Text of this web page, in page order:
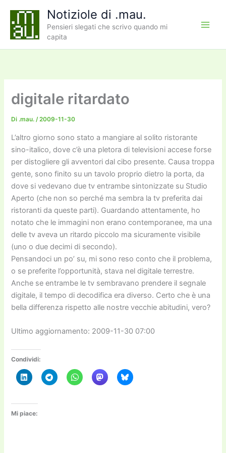
contenuto
Notiziole di .mau.
Pensieri slegati che scrivo quando mi
capita
digitale ritardato
Di .mau./2009-11-30
L’altro giorno sono stato a mangiare al solito ristorante
sino-italico, dove c’è una pletora di televisioni accese forse
per distogliere gli avventori dal cibo presente. Causa troppa
gente, sono finito su un tavolo proprio dietro la porta, da
dove si vedevano due tv entrambe sintonizzate su Studio
Aperto (che non so perché ma sembra la tv preferita dai
ristoranti da queste parti). Guardando attentamente, ho
notato che le immagini non erano contemporanee, ma una
delle tv aveva un ritardo piccolo ma sicuramente visibile
(uno o due decimi di secondo).
Pensandoci un po’ su, mi sono reso conto che il problema,
o se preferite l’opportunità, stava nel digitale terrestre.
Anche se entrambe le tv sembravano prendere il segnale
digitale, il tempo di decodifica era diverso. Certo che è una
bella differenza rispetto alle nostre vecchie abitudini, vero?
Ultimo aggiornamento: 2009-11-30 07:00
Condividi:
Mi piace: